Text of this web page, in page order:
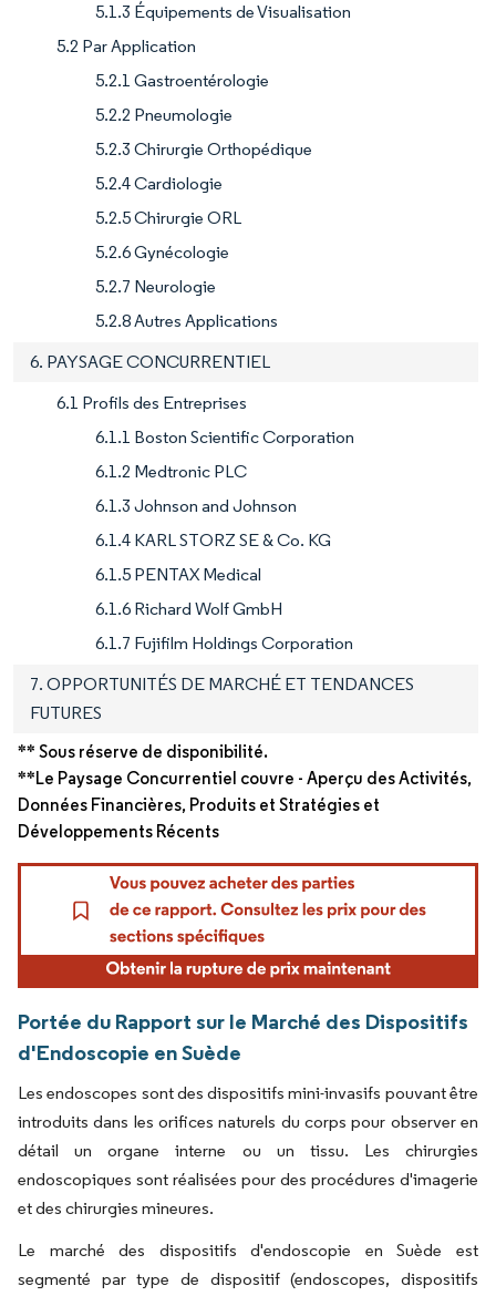
5.1.3 Équipements de Visualisation
5.2 Par Application
5.2.1 Gastroentérologie
5.2.2 Pneumologie
5.2.3 Chirurgie Orthopédique
5.2.4 Cardiologie
5.2.5 Chirurgie ORL
5.2.6 Gynécologie
5.2.7 Neurologie
5.2.8 Autres Applications
6. PAYSAGE CONCURRENTIEL
6.1 Profils des Entreprises
6.1.1 Boston Scientific Corporation
6.1.2 Medtronic PLC
6.1.3 Johnson and Johnson
6.1.4 KARL STORZ SE & Co. KG
6.1.5 PENTAX Medical
6.1.6 Richard Wolf GmbH
6.1.7 Fujifilm Holdings Corporation
7. OPPORTUNITÉS DE MARCHÉ ET TENDANCES
FUTURES
** Sous réserve de disponibilité.
**Le Paysage Concurrentiel couvre - Aperçu des Activités,
Données Financières, Produits et Stratégies et
Développements Récents
Portée du Rapport sur le Marché des Dispositifs
d'Endoscopie en Suède
Les endoscopes sont des dispositifs mini-invasifs pouvant être
introduits dans les orifices naturels du corps pour observer en
détail un organe interne ou un tissu. Les chirurgies
endoscopiques sont réalisées pour des procédures d'imagerie
et des chirurgies mineures.
Le marché des dispositifs d'endoscopie en Suède est
segmenté par type de dispositif (endoscopes, dispositifs